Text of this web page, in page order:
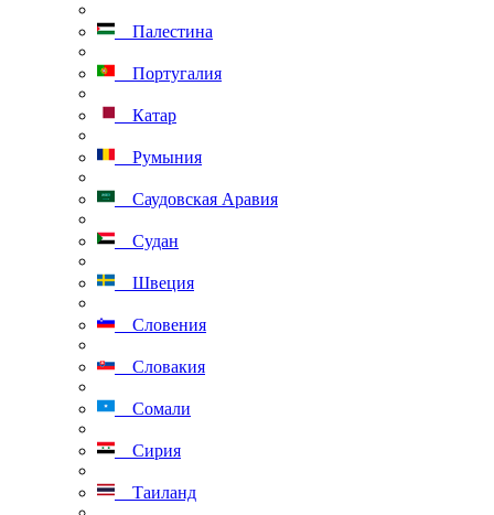
Палестина
Португалия
Катар
Румыния
Саудовская Аравия
Судан
Швеция
Словения
Словакия
Сомали
Сирия
Таиланд